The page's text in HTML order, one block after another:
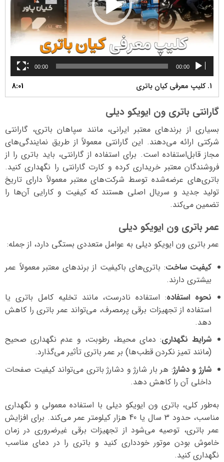
00:00
00:00
1. کلیپ معرفی کیان باتری 8:01
گارانتی باتری ون ایویکو دیلی
بسیاری از برندهای معتبر ایرانی، مانند سپاهان باتری، گارانتی
شرکتی ارائه می‌دهند. این گارانتی معمولاً از طریق نمایندگی‌های
مجاز قابل‌استفاده است. برای استفاده از گارانتی، باید باتری را از
فروشندگان معتبر خریداری کرده و کارت گارانتی را نگهداری کنید.
باتری‌های عرضه‌شده توسط شرکت‌های معتبر معمولاً دارای تاریخ
تولید جدید و سریال اصلی هستند که کیفیت و کارایی آن‌ها را
تضمین می‌کند.
عمر باتری ون ایویکو دیلی
عمر باتری ون ایویکو دیلی به عوامل متعددی بستگی دارد، از جمله:
کیفیت ساخت: باتری‌های باکیفیت از برندهای معتبر معمولاً عمر
بیشتری دارند.
نحوه استفاده: استفاده نادرست، مانند تخلیه کامل باتری یا
استفاده از تجهیزات برقی پرمصرف، می‌تواند عمر باتری را کاهش
دهد.
شرایط نگهداری: دمای محیط، رطوبت، و عدم نگهداری صحیح
(مانند تمیز نکردن قطب‌ها) بر عمر باتری تأثیر می‌گذارد.
شارژ و دشارژ: هر بار شارژ و دشارژ باتری می‌تواند کیفیت صفحات
داخلی آن را کاهش دهد.
به‌طور کلی، باتری ون ایویکو دیلی با استفاده معمولی و نگهداری
مناسب، حدود 3 سال یا 40 هزار کیلومتر عمر می‌کند. برای افزایش
عمر باتری، توصیه می‌شود از تجهیزات برقی غیرضروری در زمان
خاموش بودن موتور خودداری کنید و باتری را در دمای مناسب
نگهداری کنید.